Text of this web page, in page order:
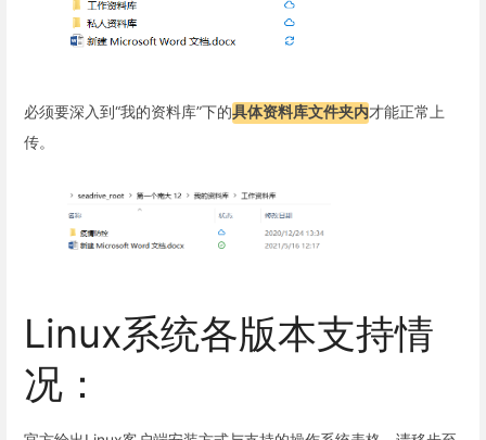
必须要深入到“我的资料库”下的具体资料库文件夹内才能正常上
传。
Linux系统各版本支持情
况：